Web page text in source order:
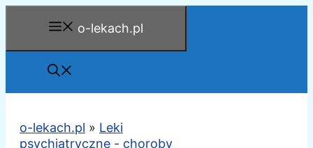
o-lekach.pl
o-lekach.pl » Leki
psychiatryczne - choroby